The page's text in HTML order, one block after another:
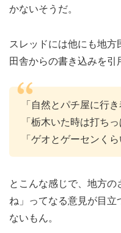
かないそうだ。
スレッドには他にも地
田舎からの書き込みを引
「自然とパチ屋に行き
「栃木いた時は打ち
「ゲオとゲーセンく
とこんな感じで、地方
ね」ってなる意見が目
ないもん。